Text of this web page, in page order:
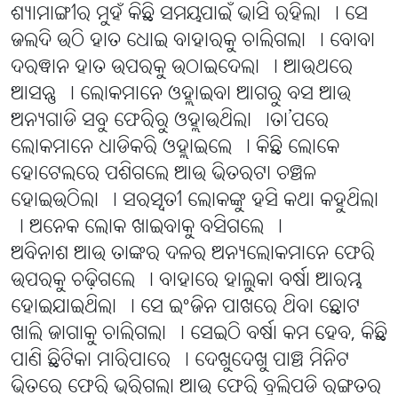
ଶ୍ୟାମାଙ୍ଗୀର ମୁହଁ କିଛି ସମୟପାଇଁ ଭାସି ରହିଲା । ସେ
ଜଲଦି ଉଠି ହାତ ଧୋଇ ବାହାରକୁ ଚାଲିଗଲା । ବୋବା
ଦରୱାନ ହାତ ଉପରକୁ ଉଠାଇଦେଲା । ଆଉଥରେ
ଆସନ୍ତୁ । ଲୋକମାନେ ଓହ୍ଲାଇବା ଆଗରୁ ବସ ଆଉ
ଅନ୍ୟଗାଡି ସବୁ ଫେରିରୁ ଓହ୍ଲାଉଥିଲା ।ତା’ପରେ
ଲୋକମାନେ ଧାଡିକରି ଓହ୍ଲାଇଲେ । କିଛି ଲୋକେ
ହୋଟେଲରେ ପଶିଗଲେ ଆଉ ଭିତରଟା ଚଞ୍ଚଳ
ହୋଇଉଠିଲା । ସରସ୍ୱତୀ ଲୋକଙ୍କୁ ହସି କଥା କହୁଥିଲା
। ଅନେକ ଲୋକ ଖାଇବାକୁ ବସିଗଲେ ।
ଅବିନାଶ ଆଉ ତାଙ୍କର ଦଳର ଅନ୍ୟଲୋକମାନେ ଫେରି
ଉପରକୁ ଚଢ଼ିଗଲେ । ବାହାରେ ହାଲୁକା ବର୍ଷା ଆରମ୍ଭ
ହୋଇଯାଇଥିଲା । ସେ ଇଂଜିନ ପାଖରେ ଥିବା ଛୋଟ
ଖାଲି ଜାଗାକୁ ଚାଲିଗଲା । ସେଇଠି ବର୍ଷା କମ ହେବ, କିଛି
ପାଣି ଛିଟିକା ମାରିପାରେ । ଦେଖୁଦେଖୁ ପାଞ୍ଚ ମିନିଟ
ଭିତରେ ଫେରି ଭରିଗଲା ଆଉ ଫେରି ବୁଲିପଡି ରଙ୍ଗତର